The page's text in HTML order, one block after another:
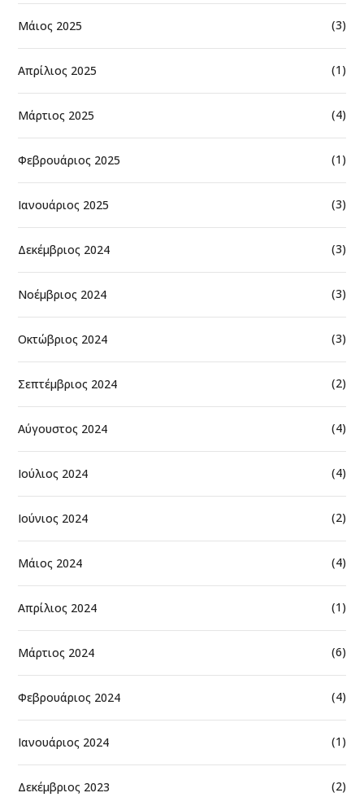
Μάιος 2025 (3)
Απρίλιος 2025 (1)
Μάρτιος 2025 (4)
Φεβρουάριος 2025 (1)
Ιανουάριος 2025 (3)
Δεκέμβριος 2024 (3)
Νοέμβριος 2024 (3)
Οκτώβριος 2024 (3)
Σεπτέμβριος 2024 (2)
Αύγουστος 2024 (4)
Ιούλιος 2024 (4)
Ιούνιος 2024 (2)
Μάιος 2024 (4)
Απρίλιος 2024 (1)
Μάρτιος 2024 (6)
Φεβρουάριος 2024 (4)
Ιανουάριος 2024 (1)
Δεκέμβριος 2023 (2)